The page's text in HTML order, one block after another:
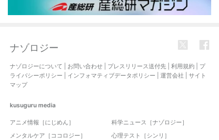
ナゾロジー
ナゾロジーについて お問い合わせ プレスリリース送付先 利用規約
プ
ライバシーポリシー
インフォマティブデータポリシー 運営会社
サイト
マップ
kusuguru media
アニメ情報［にじめん］
科学ニュース［ナゾロジー］
メンタルケア［ココロジー］
心理テスト［シンリ］